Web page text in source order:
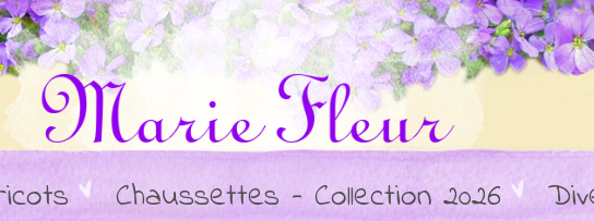
Chaussettes – Collection 2026